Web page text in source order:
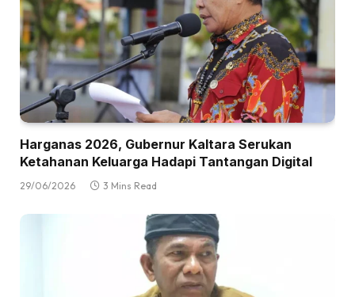
Harganas 2026, Gubernur Kaltara Serukan
Ketahanan Keluarga Hadapi Tantangan Digital
29/06/2026 3 Mins Read